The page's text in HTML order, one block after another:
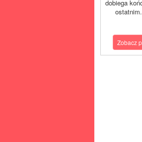
dobiega
Zobacz